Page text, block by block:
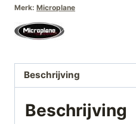
Merk: Microplane
Beschrijving
Beschrijving